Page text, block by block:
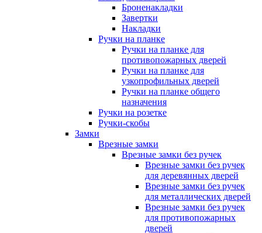
Броненакладки
Завертки
Накладки
Ручки на планке
Ручки на планке для
противопожарных дверей
Ручки на планке для
узкопрофильных дверей
Ручки на планке общего
назначения
Ручки на розетке
Ручки-скобы
Замки
Врезные замки
Врезные замки без ручек
Врезные замки без ручек
для деревянных дверей
Врезные замки без ручек
для металлических дверей
Врезные замки без ручек
для противопожарных
дверей